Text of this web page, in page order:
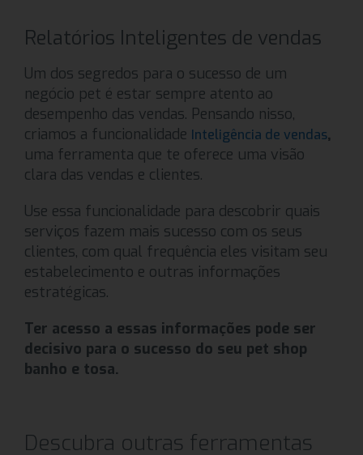
Relatórios Inteligentes de vendas
Um dos segredos para o sucesso de um
negócio pet é estar sempre atento ao
desempenho das vendas. Pensando nisso,
criamos a funcionalidade Inteligência de vendas,
uma ferramenta que te oferece uma visão
clara das vendas e clientes.
Use essa funcionalidade para descobrir quais
serviços fazem mais sucesso com os seus
clientes, com qual frequência eles visitam seu
estabelecimento e outras informações
estratégicas.
Ter acesso a essas informações pode ser
decisivo para o sucesso do seu pet shop
banho e tosa.
Descubra outras ferramentas